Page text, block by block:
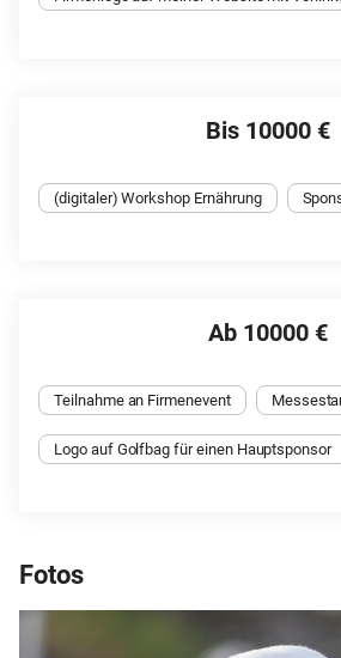
Bis 10000 €
(digitaler) Workshop Ernährung
Ab 10000 €
Teilnahme an Firmenevent
Logo auf Golfbag für einen Hauptsponsor
Fotos